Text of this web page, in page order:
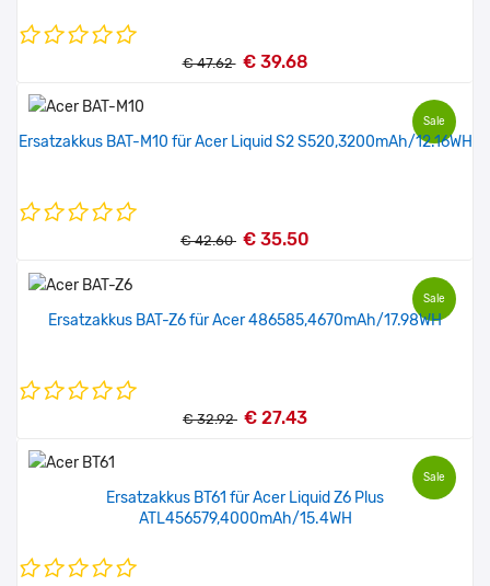
€ 47.62 € 39.68
Sale
Ersatzakkus BAT-M10 für Acer Liquid S2 S520,3200mAh/12.16WH
€ 42.60 € 35.50
Sale
Ersatzakkus BAT-Z6 für Acer 486585,4670mAh/17.98WH
€ 32.92 € 27.43
Sale
Ersatzakkus BT61 für Acer Liquid Z6 Plus
ATL456579,4000mAh/15.4WH